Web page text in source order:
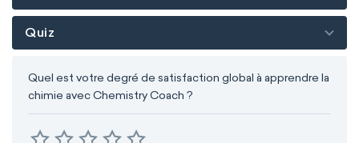
Quiz
Quel est votre degré de satisfaction global à apprendre la
chimie avec Chemistry Coach ?